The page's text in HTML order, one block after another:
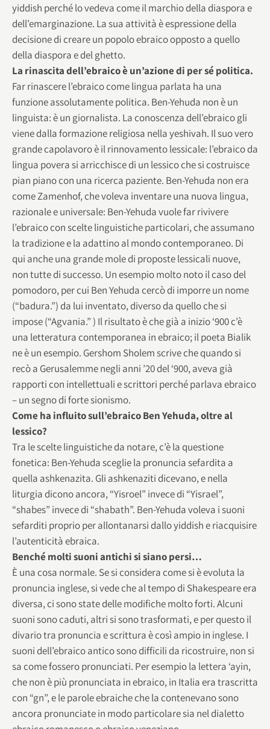
yiddish perché lo vedeva come il marchio della diaspora e
dell’emarginazione. La sua attività è espressione della
decisione di creare un popolo ebraico opposto a quello
della diaspora e del ghetto.
La rinascita dell’ebraico è un’azione di per sé politica.
Far rinascere l’ebraico come lingua parlata ha una
funzione assolutamente politica. Ben-Yehuda non è un
linguista: è un giornalista. La conoscenza dell’ebraico gli
viene dalla formazione religiosa nella yeshivah. Il suo vero
grande capolavoro è il rinnovamento lessicale: l’ebraico da
lingua povera si arricchisce di un lessico che si costruisce
pian piano con una ricerca paziente. Ben-Yehuda non era
come Zamenhof, che voleva inventare una nuova lingua,
razionale e universale: Ben-Yehuda vuole far rivivere
l’ebraico con scelte linguistiche particolari, che assumano
la tradizione e la adattino al mondo contemporaneo. Di
qui anche una grande mole di proposte lessicali nuove,
non tutte di successo. Un esempio molto noto il caso del
pomodoro, per cui Ben Yehuda cercò di imporre un nome
(“badura.”) da lui inventato, diverso da quello che si
impose (“Agvania.” ) Il risultato è che già a inizio ‘900 c’è
una letteratura contemporanea in ebraico; il poeta Bialik
ne è un esempio. Gershom Sholem scrive che quando si
recò a Gerusalemme negli anni ’20 del ‘900, aveva già
rapporti con intellettuali e scrittori perché parlava ebraico
– un segno di forte sionismo.
Come ha influito sull’ebraico Ben Yehuda, oltre al
lessico?
Tra le scelte linguistiche da notare, c’è la questione
fonetica: Ben-Yehuda sceglie la pronuncia sefardita a
quella ashkenazita. Gli ashkenaziti dicevano, e nella
liturgia dicono ancora, “Yisroel” invece di “Yisrael”,
“shabes” invece di “shabath”. Ben-Yehuda voleva i suoni
sefarditi proprio per allontanarsi dallo yiddish e riacquisire
l’autenticità ebraica.
Benché molti suoni antichi si siano persi…
È una cosa normale. Se si considera come si è evoluta la
pronuncia inglese, si vede che al tempo di Shakespeare era
diversa, ci sono state delle modifiche molto forti. Alcuni
suoni sono caduti, altri si sono trasformati, e per questo il
divario tra pronuncia e scrittura è così ampio in inglese. I
suoni dell’ebraico antico sono difficili da ricostruire, non si
sa come fossero pronunciati. Per esempio la lettera ‘ayin,
che non è più pronunciata in ebraico, in Italia era trascritta
con “gn”, e le parole ebraiche che la contenevano sono
ancora pronunciate in modo particolare sia nel dialetto